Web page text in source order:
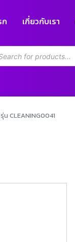
ก เกี่ยวกับเรา
CLEANING0041